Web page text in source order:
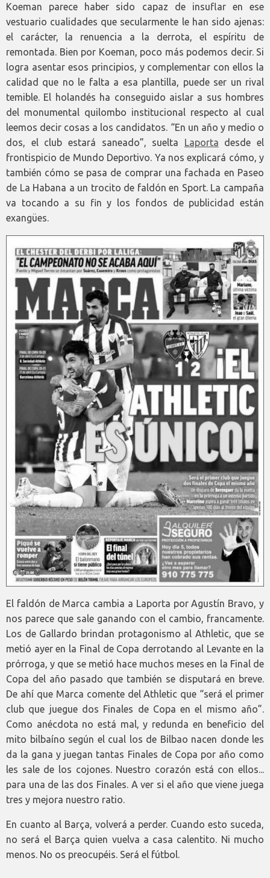
Koeman parece haber sido capaz de insuflar en ese
vestuario cualidades que secularmente le han sido ajenas:
el carácter, la renuencia a la derrota, el espíritu de
remontada. Bien por Koeman, poco más podemos decir. Si
logra asentar esos principios, y complementar con ellos la
calidad que no le falta a esa plantilla, puede ser un rival
temible. El holandés ha conseguido aislar a sus hombres
del monumental quilombo institucional respecto al cual
leemos decir cosas a los candidatos. “En un año y medio o
dos, el club estará saneado”, suelta Laporta desde el
frontispicio de Mundo Deportivo. Ya nos explicará cómo, y
también cómo se pasa de comprar una fachada en Paseo
de La Habana a un trocito de faldón en Sport. La campaña
va tocando a su fin y los fondos de publicidad están
exangües.
El faldón de Marca cambia a Laporta por Agustín Bravo, y
nos parece que sale ganando con el cambio, francamente.
Los de Gallardo brindan protagonismo al Athletic, que se
metió ayer en la Final de Copa derrotando al Levante en la
prórroga, y que se metió hace muchos meses en la Final de
Copa del año pasado que también se disputará en breve.
De ahí que Marca comente del Athletic que “será el primer
club que juegue dos Finales de Copa en el mismo año”.
Como anécdota no está mal, y redunda en beneficio del
mito bilbaíno según el cual los de Bilbao nacen donde les
da la gana y juegan tantas Finales de Copa por año como
les sale de los cojones. Nuestro corazón está con ellos...
para una de las dos Finales. A ver si el año que viene juega
tres y mejora nuestro ratio.
En cuanto al Barça, volverá a perder. Cuando esto suceda,
no será el Barça quien vuelva a casa calentito. Ni mucho
menos. No os preocupéis. Será el fútbol.